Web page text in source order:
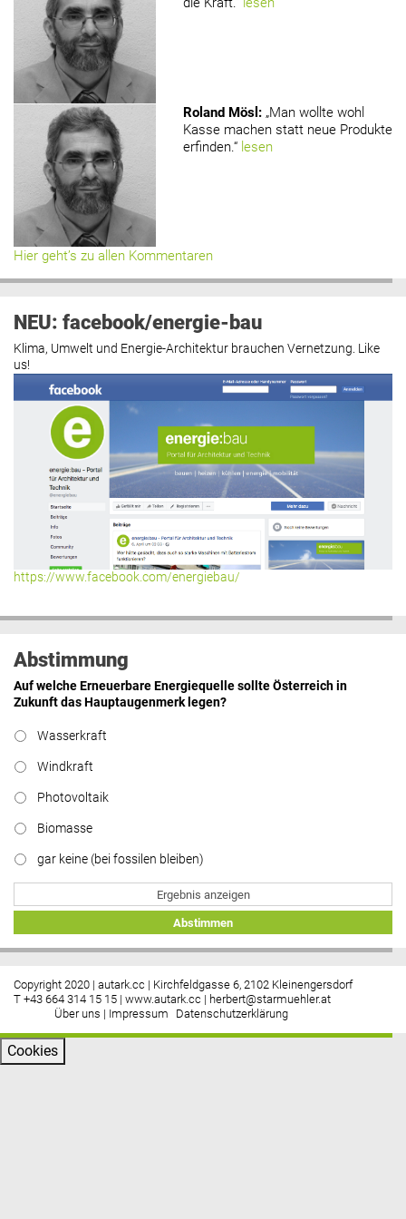
Roland Mösl : „Man wollte wohl
Kasse machen statt neue Produkte
erfinden.“ lesen
Hier geht’s zu allen Kommentaren
NEU: facebook/energie-bau
Klima, Umwelt und Energie-Architektur brauchen Vernetzung. Like
us!
https://www.facebook.com/energiebau/
Abstimmung
Auf welche Erneuerbare Energiequelle sollte Österreich in
Zukunft das Hauptaugenmerk legen?
Wasserkraft
Windkraft
Photovoltaik
Biomasse
gar keine (bei fossilen bleiben)
Ergebnis anzeigen
Abstimmen
Copyright 2020 | autark.cc | Kirchfeldgasse 6, 2102 Kleinengersdorf
T +43 664 314 15 15 | www.autark.cc | herbert@starmuehler.at
Über uns | Impressum Datenschutzerklärung
Cookies